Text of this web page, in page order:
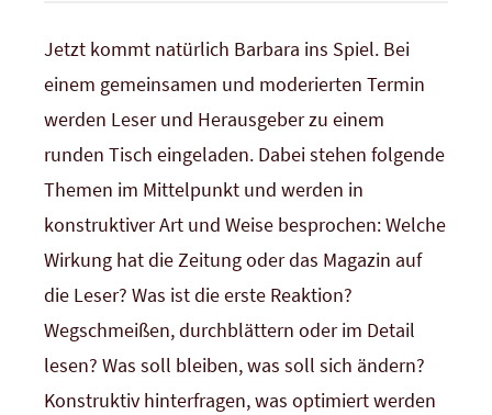
Jetzt kommt natürlich Barbara ins Spiel. Bei
einem gemeinsamen und moderierten Termin
werden Leser und Herausgeber zu einem
runden Tisch eingeladen. Dabei stehen folgende
Themen im Mittelpunkt und werden in
konstruktiver Art und Weise besprochen: Welche
Wirkung hat die Zeitung oder das Magazin auf
die Leser? Was ist die erste Reaktion?
Wegschmeißen, durchblättern oder im Detail
lesen? Was soll bleiben, was soll sich ändern?
Konstruktiv hinterfragen, was optimiert werden